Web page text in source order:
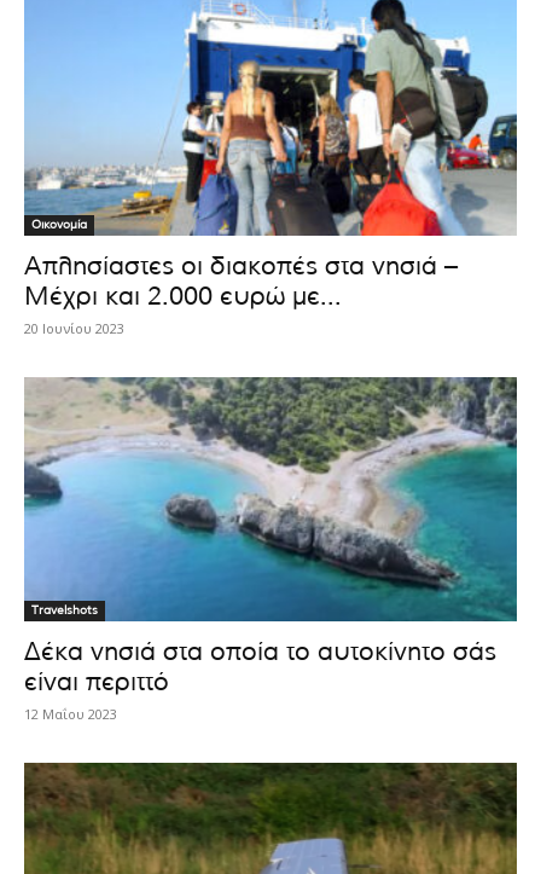
Οικονομία
Απλησίαστες οι διακοπές στα νησιά –
Μέχρι και 2.000 ευρώ με...
20 Ιουνίου 2023
Travelshots
Δέκα νησιά στα οποία το αυτοκίνητο σάς
είναι περιττό
12 Μαΐου 2023